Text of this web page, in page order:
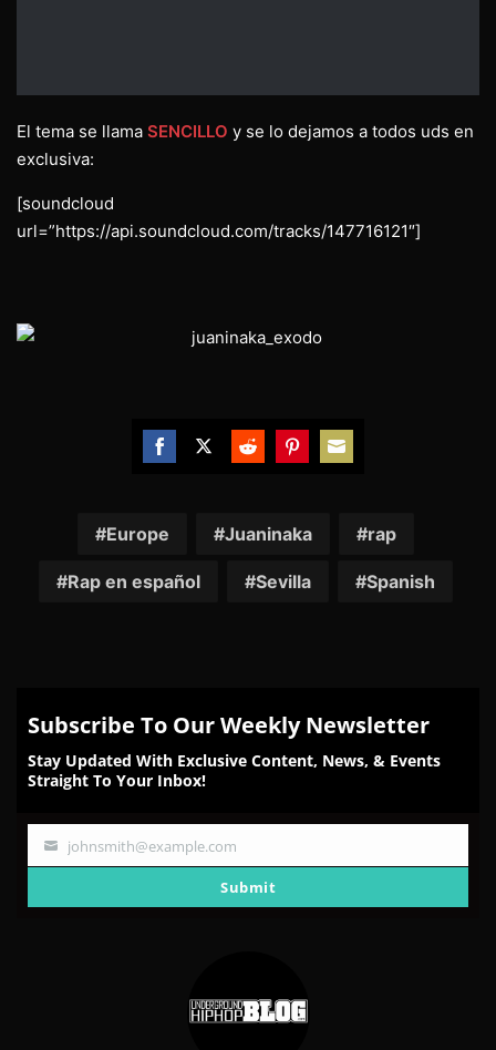
El tema se llama SENCILLO y se lo dejamos a todos uds en
exclusiva:
[soundcloud
url=”https://api.soundcloud.com/tracks/147716121″]
FacebookTwitterRedditPinterestEmail
Europe Juaninaka rap
Rap en español Sevilla Spanish
Subscribe To Our Weekly Newsletter
Stay Updated With Exclusive Content, News, & Events
Straight To Your Inbox!
Your
johnsmith@example.com
Submit